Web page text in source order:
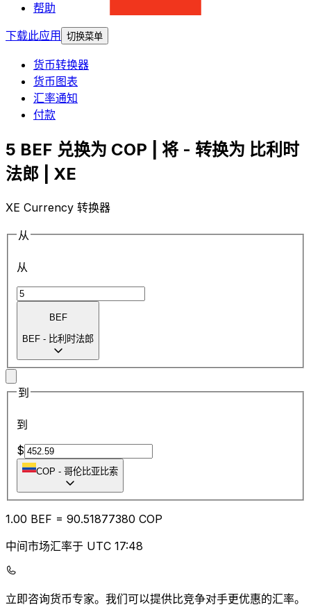
帮助
下载此应用
切换菜单
货币转换器
货币图表
汇率通知
付款
5 BEF 兑换为 COP | 将 - 转换为 比利时
法郎 | XE
XE Currency 转换器
从
从
BEF
BEF - 比利时法郎
到
到
$
COP - 哥伦比亚比索
1.00 BEF = 90.51877380 COP
中间市场汇率于 UTC 17:48
立即咨询货币专家。 我们可以提供比竞争对手更优惠的汇率。